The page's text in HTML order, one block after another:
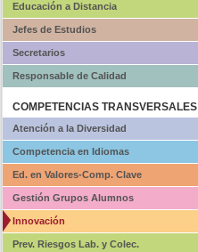
Educación a Distancia
Jefes de Estudios
Secretarios
Responsable de Calidad
COMPETENCIAS TRANSVERSALES
Atención a la Diversidad
Competencia en Idiomas
Ed. en Valores-Comp. Clave
Gestión Grupos Alumnos
Innovación
Prev. Riesgos Lab. y Colec.